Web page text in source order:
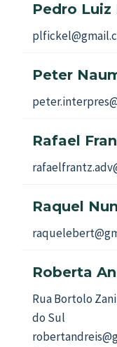
Pedro Luiz
Peter
Rafael
Raquel
Roberta
Rua Bortolo
do Sul